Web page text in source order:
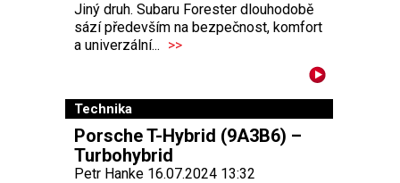
Jiný druh. Subaru Forester dlouhodobě
sází především na bezpečnost, komfort
a univerzální... >>
Technika
Porsche T-Hybrid (9A3B6) –
Turbohybrid
Petr Hanke 16.07.2024 13:32